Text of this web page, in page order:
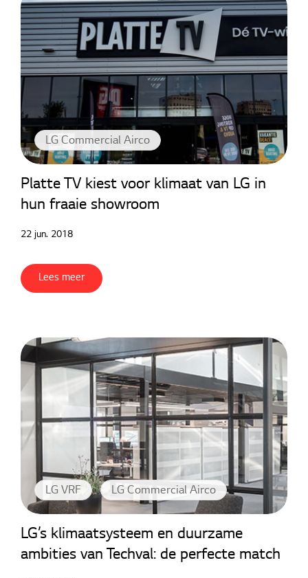
LG Commercial Airco
Platte TV kiest voor klimaat van LG in
hun fraaie showroom
22 jun. 2018
Lees meer
LG VRF LG Commercial Airco
LG’s klimaatsysteem en duurzame
ambities van Techval: de perfecte match